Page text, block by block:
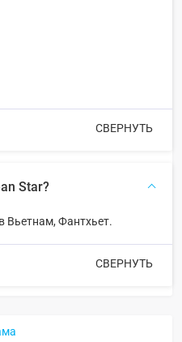
СВЕРНУТЬ
Star?
Вьетнам, Фантхьет.
СВЕРНУТЬ